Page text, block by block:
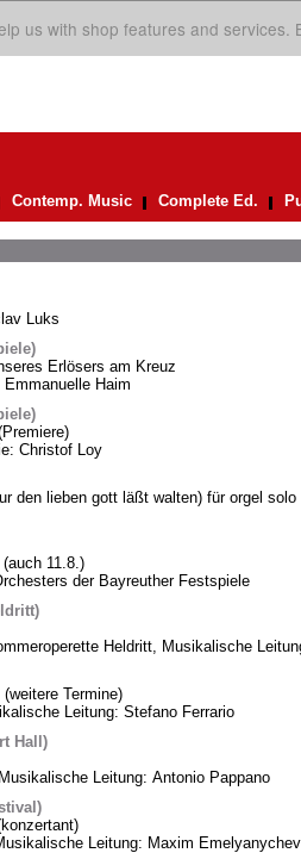
us with shop features and
Contemp. Music Complete Ed.
Luks
Erlösers am Kreuz
Haim
Christof Loy
den lieben gott läßt walten) für orgel solo
11.8.)
der Bayreuther Festspiele
Heldritt, Musikalische
Termine)
Leitung: Stefano Ferrario
Hall)
Leitung: Antonio Pappano
Leitung: Maxim Emelyanychev